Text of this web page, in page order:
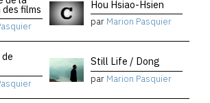
films Hou Hsiao-Hsien
par Marion Pasquier
Still Life / Dong
par Marion Pasquier